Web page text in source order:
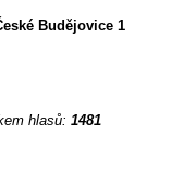
Budějovice 1
hlasů: 1481